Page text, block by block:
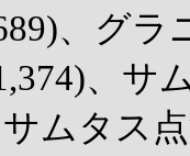
、グ
、サ
サムタス